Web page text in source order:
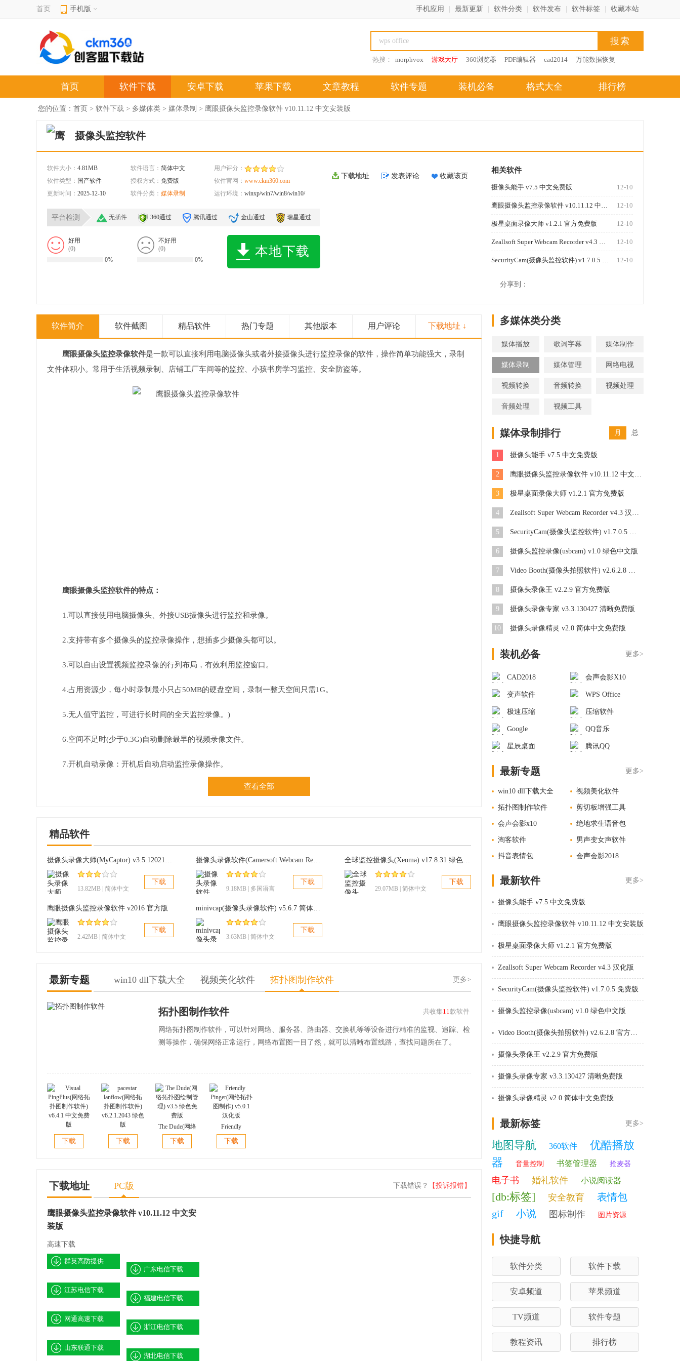
首页 手机版 手机应用 最新更新 软件分类 软件发布 软件标签 收藏本站
热搜： morphvox 游戏大厅 360浏览器 PDF编辑器 cad2014 万能数据恢复
首页 软件下载 安卓下载 苹果下载 文章教程 软件专题 装机必备 格式大全 排行榜
您的位置： 首页 > 软件下载 > 多媒体类 > 媒体录制 > 鹰眼摄像头监控录像软件 v10.11.12 中文安装版
摄像头监控软件
软件大小： 4.81MB 软件语言： 简体中文
用户评分：
软件类型： 国产软件 授权方式： 免费版 软件官网： www.ckm360.com
更新时间： 2025-12-10 软件分类： 媒体录制 运行环境： winxp/win7/win8/win10/
平台检测 无插件 360通过 腾讯通过 金山通过 瑞星通过
好用
(0)
0%
不好用
(0)
0%
本地下载
下载地址 发表评论 收藏该页
相关软件
12-10
摄像头能手 v7.5 中文免费版
12-10
鹰眼摄像头监控录像软件 v10.11.12 中文安装版
12-10
极星桌面录像大师 v1.2.1 官方免费版
12-10
Zeallsoft Super Webcam Recorder v4.3 汉化版
12-10
SecurityCam(摄像头监控软件) v1.7.0.5 免费版
分享到：
软件简介 软件截图 精品软件 热门专题 其他版本 用户评论 下载地址 ↓
鹰眼摄像头监控录像软件是一款可以直接利用电脑摄像头或者外接摄像头进行监控录像的软件，操作简单功能强大，录制
文件体积小。常用于生活视频录制、店铺工厂车间等的监控、小孩书房学习监控、安全防盗等。
鹰眼摄像头监控软件的特点：
1.可以直接使用电脑摄像头、外接USB摄像头进行监控和录像。
2.支持带有多个摄像头的监控录像操作，想插多少摄像头都可以。
3.可以自由设置视频监控录像的行列布局，有效利用监控窗口。
4.占用资源少，每小时录制最小只占50MB的硬盘空间，录制一整天空间只需1G。
5.无人值守监控，可进行长时间的全天监控录像。)
6.空间不足时(少于0.3G)自动删除最早的视频录像文件。
7.开机自动录像：开机后自动启动监控录像操作。
查看全部
精品软件
摄像头录像大师(MyCaptor) v3.5.12021 压缩版
13.82MB | 简体中文
下载
摄像头录像软件(Camersoft Webcam Recorder) 2.2.32多国语言免费版
9.18MB | 多国语言
下载
全球监控摄像头(Xeoma) v17.8.31 绿色免费版
29.07MB | 简体中文
下载
鹰眼摄像头监控录像软件 v2016 官方版
2.42MB | 简体中文
下载
minivcap(摄像头录像软件) v5.6.7 简体中文免费版
3.63MB | 简体中文
下载
最新专题 win10 dll下载大全 视频美化软件 拓扑图制作软件 更多>
共收集11款软件
拓扑图制作软件
网络拓扑图制作软件，可以针对网络、服务器、路由器、交换机等等设备进行精准的监视、追踪、检
测等操作，确保网络正常运行，网络布置图一目了然，就可以清晰布置线路，查找问题所在了。
Visual
PingPlus(网络拓
下载
pacestar
lanflow(网络拓
下载
The Dude(网络
拓扑图绘制管
理) v3.5 绿色免
下载
Friendly
Pinger(网络拓扑
图制作) v5.0.1
下载
下载地址 PC版 下载错误？ 【投诉报错】
鹰眼摄像头监控录像软件 v10.11.12 中文安
装版
高速下载
群英高防提供
广东电信下载
江苏电信下载
福建电信下载
网通高速下载
浙江电信下载
山东联通下载
湖北电信下载
多媒体类分类
媒体播放 歌词字幕 媒体制作
媒体录制 媒体管理 网络电视
视频转换 音频转换 视频处理
音频处理 视频工具
媒体录制排行 月 总
1 摄像头能手 v7.5 中文免费版
2 鹰眼摄像头监控录像软件 v10.11.12 中文安装版
3 极星桌面录像大师 v1.2.1 官方免费版
4 Zeallsoft Super Webcam Recorder v4.3 汉化版
5 SecurityCam(摄像头监控软件) v1.7.0.5 免费版
6 摄像头监控录像(usbcam) v1.0 绿色中文版
7 Video Booth(摄像头拍照软件) v2.6.2.8 官方免费版
8 摄像头录像王 v2.2.9 官方免费版
9 摄像头录像专家 v3.3.130427 清晰免费版
10 摄像头录像精灵 v2.0 简体中文免费版
装机必备 更多>
CAD2018 会声会影X10
变声软件 WPS Office
极速压缩 压缩软件
Google QQ音乐
星辰桌面 腾讯QQ
最新专题 更多>
win10 dll下载大全 视频美化软件
拓扑图制作软件 剪切板增强工具
会声会影x10 绝地求生语音包
淘客软件 男声变女声软件
抖音表情包 会声会影2018
最新软件 更多>
摄像头能手 v7.5 中文免费版
鹰眼摄像头监控录像软件 v10.11.12 中文安装版
极星桌面录像大师 v1.2.1 官方免费版
Zeallsoft Super Webcam Recorder v4.3 汉化版
SecurityCam(摄像头监控软件) v1.7.0.5 免费版
摄像头监控录像(usbcam) v1.0 绿色中文版
Video Booth(摄像头拍照软件) v2.6.2.8 官方免费版
摄像头录像王 v2.2.9 官方免费版
摄像头录像专家 v3.3.130427 清晰免费版
摄像头录像精灵 v2.0 简体中文免费版
最新标签 更多>
地图导航 360软件
优酷播放
器
音量控制 书签管理器 抢麦器
电子书 婚礼软件 小说阅读器
[db:标签] 安全教育
表情包
gif
小说 图标制作 图片资源
快捷导航
软件分类 软件下载
安卓频道 苹果频道
TV频道 软件专题
教程资讯 排行榜